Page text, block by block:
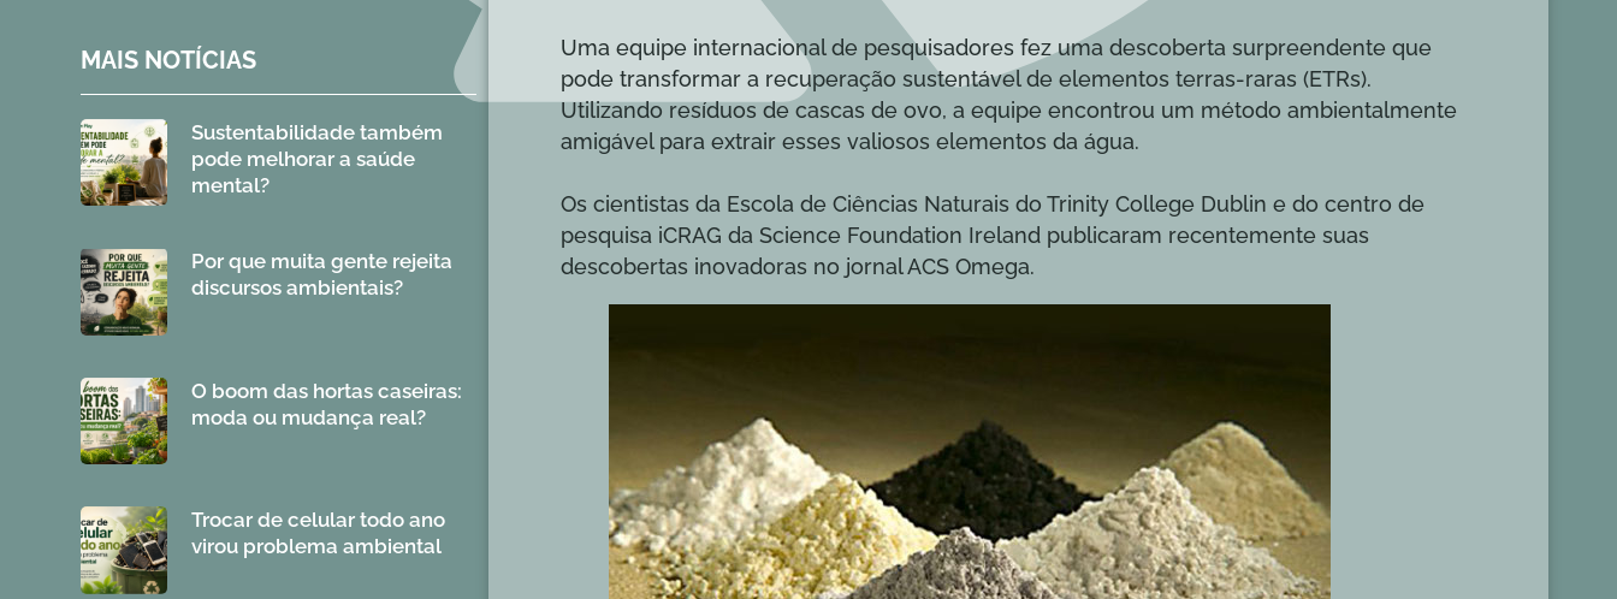
MAIS NOTÍCIAS
Sustentabilidade também
pode melhorar a saúde
mental?
Por que muita gente rejeita
discursos ambientais?
O boom das hortas caseiras:
moda ou mudança real?
Trocar de celular todo ano
virou problema ambiental
Uma equipe internacional de pesquisadores fez uma descoberta surpreendente que
pode transformar a recuperação sustentável de elementos terras-raras (ETRs).
Utilizando resíduos de cascas de ovo, a equipe encontrou um método ambientalmente
amigável para extrair esses valiosos elementos da água.
Os cientistas da Escola de Ciências Naturais do Trinity College Dublin e do centro de
pesquisa iCRAG da Science Foundation Ireland publicaram recentemente suas
descobertas inovadoras no jornal ACS Omega.